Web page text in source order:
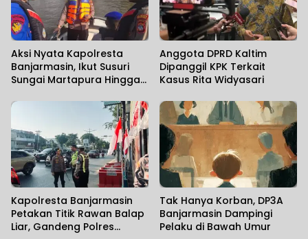
Aksi Nyata Kapolresta
Banjarmasin, Ikut Susuri
Sungai Martapura Hingga
Ditemukan
Anggota DPRD Kaltim
Dipanggil KPK Terkait
Kasus Rita Widyasari
Kapolresta Banjarmasin
Petakan Titik Rawan Balap
Liar, Gandeng Polres
Tak Hanya Korban, DP3A
Banjarmasin Dampingi
Pelaku di Bawah Umur